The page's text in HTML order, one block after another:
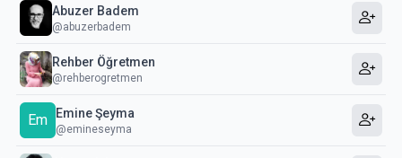
Abuzer Badem
@abuzerbadem
Rehber Öğretmen
@rehberogretmen
Em Emine Şeyma
@emineseyma